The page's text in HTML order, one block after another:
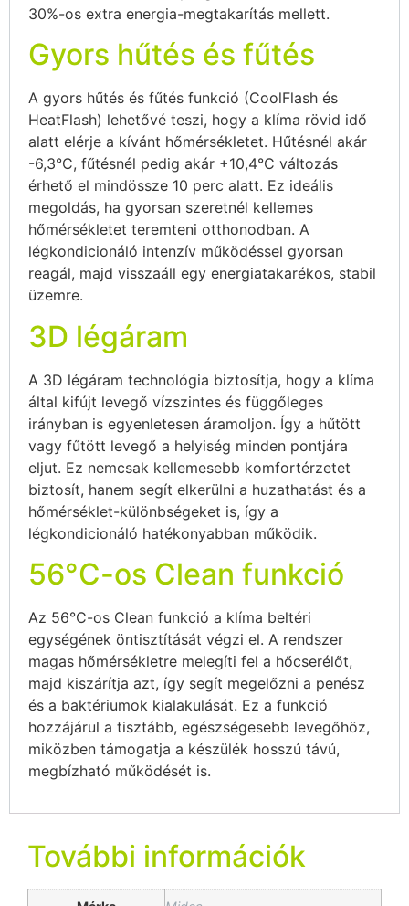
30%-os extra energia-megtakarítás mellett.
Gyors hűtés és fűtés
A gyors hűtés és fűtés funkció (CoolFlash és
HeatFlash) lehetővé teszi, hogy a klíma rövid idő
alatt elérje a kívánt hőmérsékletet. Hűtésnél akár
-6,3°C, fűtésnél pedig akár +10,4°C változás
érhető el mindössze 10 perc alatt. Ez ideális
megoldás, ha gyorsan szeretnél kellemes
hőmérsékletet teremteni otthonodban. A
légkondicionáló intenzív működéssel gyorsan
reagál, majd visszaáll egy energiatakarékos, stabil
üzemre.
3D légáram
A 3D légáram technológia biztosítja, hogy a klíma
által kifújt levegő vízszintes és függőleges
irányban is egyenletesen áramoljon. Így a hűtött
vagy fűtött levegő a helyiség minden pontjára
eljut. Ez nemcsak kellemesebb komfortérzetet
biztosít, hanem segít elkerülni a huzathatást és a
hőmérséklet-különbségeket is, így a
légkondicionáló hatékonyabban működik.
56°C-os Clean funkció
Az 56°C-os Clean funkció a klíma beltéri
egységének öntisztítását végzi el. A rendszer
magas hőmérsékletre melegíti fel a hőcserélőt,
majd kiszárítja azt, így segít megelőzni a penész
és a baktériumok kialakulását. Ez a funkció
hozzájárul a tisztább, egészségesebb levegőhöz,
miközben támogatja a készülék hosszú távú,
megbízható működését is.
További információk